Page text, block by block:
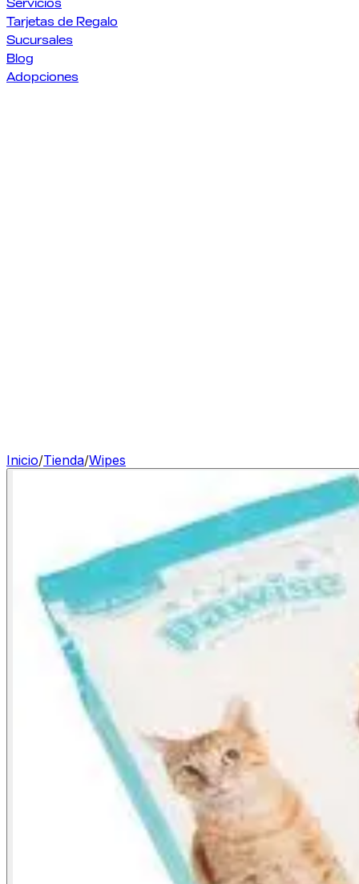
Servicios
Tarjetas de Regalo
Sucursales
Blog
Adopciones
Inicio/Tienda/Wipes